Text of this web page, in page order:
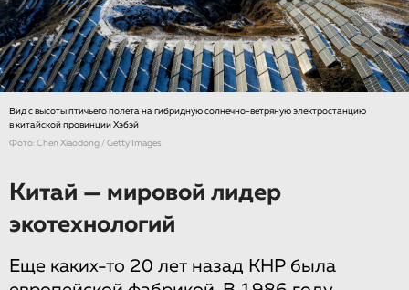
Вид с высоты птичьего полета на гибридную солнечно-ветряную электростанцию
в китайской провинции Хэбэй
Фото: Chen Xiaodong / Getty Images
Китай — мировой лидер
экотехнологий
Еще каких-то 20 лет назад КНР была